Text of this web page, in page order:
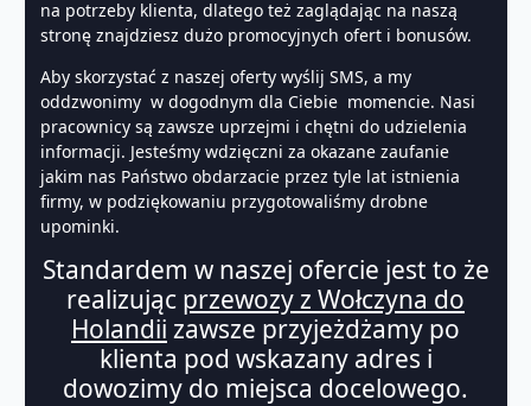
na potrzeby klienta, dlatego też zaglądając na naszą
stronę znajdziesz dużo promocyjnych ofert i bonusów.
Aby skorzystać z naszej oferty wyślij SMS, a my
oddzwonimy w dogodnym dla Ciebie momencie. Nasi
pracownicy są zawsze uprzejmi i chętni do udzielenia
informacji. Jesteśmy wdzięczni za okazane zaufanie
jakim nas Państwo obdarzacie przez tyle lat istnienia
firmy, w podziękowaniu przygotowaliśmy drobne
upominki.
Standardem w naszej ofercie jest to że
realizując przewozy z Wołczyna do
Holandii zawsze przyjeżdżamy po
klienta pod wskazany adres i
dowozimy do miejsca docelowego.